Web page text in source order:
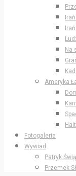
Na
Ameryka
Fotogaleria
Wywiad
Patryk
Przemek